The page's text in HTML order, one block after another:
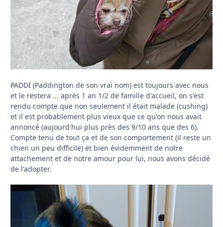
PADDI (Paddington de son vrai nom) est toujours avec nous
et le restera ... après 1 an 1/2 de famille d'accueil, on s'est
rendu compte que non seulement il était malade (cushing)
et il est probablement plus vieux que ce qu'on nous avait
annoncé (aujourd'hui plus près des 9/10 ans que des 6).
Compte tenu de tout ça et de son comportement (il reste un
chien un peu difficile) et bien évidemment de notre
attachement et de notre amour pour lui, nous avons décidé
de l'adopter.